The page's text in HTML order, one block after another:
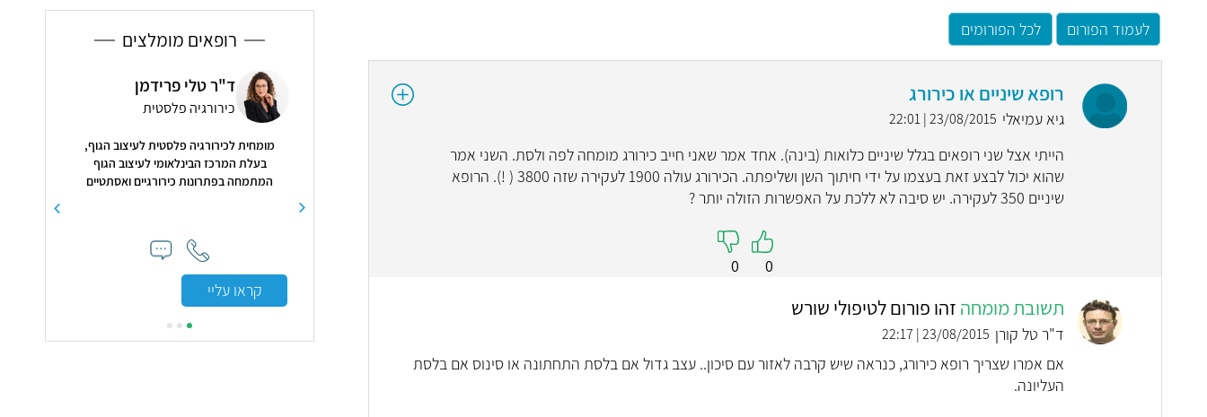
לעמוד הפורום לכל הפורומים
רופא שיניים או כירורג
גיא עמיאלי 23/08/2015 | 22:01
הייתי אצל שני רופאים בגלל שיניים כלואות (בינה). אחד אמר שאני חייב כירורג מומחה לפה ולסת. השני אמר
שהוא יכול לבצע זאת בעצמו על ידי חיתוך השן ושליפתה. הכירורג עולה 1900 לעקירה שזה 3800 ( !). הרופא
שיניים 350 לעקירה. יש סיבה לא ללכת על האפשרות הזולה יותר ?
0
0
תשובת מומחה זהו פורום לטיפולי שורש
ד"ר טל קורן 23/08/2015 | 22:17
אם אמרו שצריך רופא כירורג, כנראה שיש קרבה לאזור עם סיכון.. עצב גדול אם בלסת התחתונה או סינוס אם בלסת
העליונה.
רופאים מומלצים
ד"ר מיכאל שושני
רפואת שיניים
בכיר במחלקה לרפואת שיניים לילדים בהדסה
ד"ר טלי פרידמן
כירורגיה פלסטית
מומחית לכירורגיה פלסטית לעיצוב הגוף,
בעלת המרכז הבינלאומי לעיצוב הגוף
המתמחה בפתרונות כירורגיים ואסתטיים
קראו עליי